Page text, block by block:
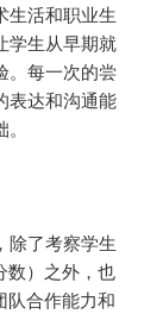
生活和职业生
学生从早期就
。每一次的尝
表达和沟通能
除了考察学生
数）之外，也
队合作能力和